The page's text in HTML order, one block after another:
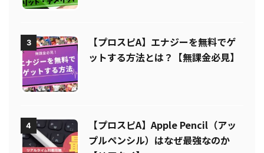
3
【プロスピA】エナジーを無料でゲ
ットする方法とは？【無課金必見】
4
【プロスピA】Apple Pencil（アッ
プルペンシル）はなぜ最強なのか